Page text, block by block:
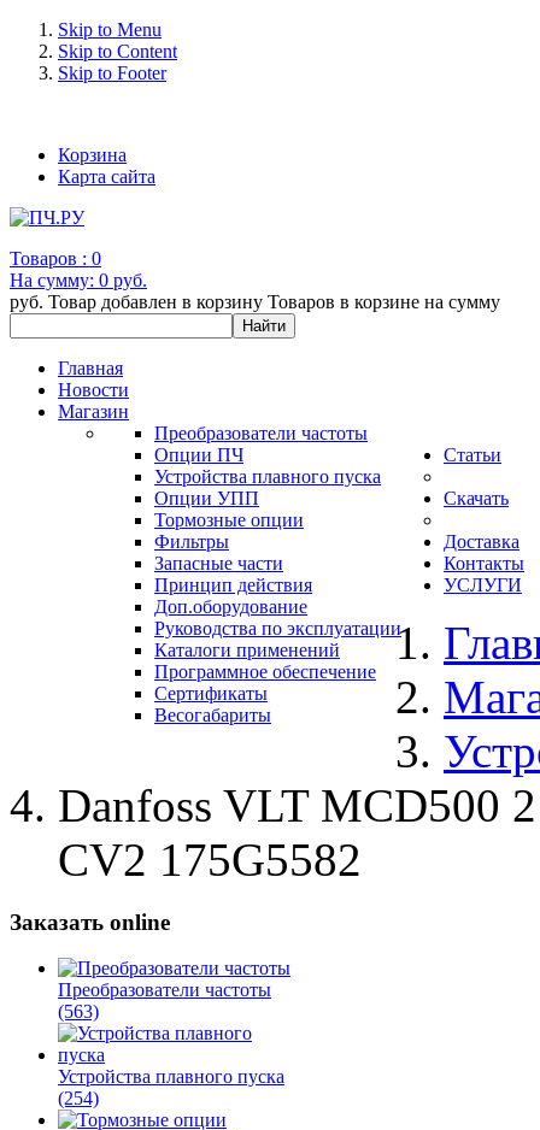
Skip to Menu
Skip to Content
Skip to Footer
Корзина
Карта сайта
Товаров : 0
На сумму: 0 руб.
руб. Товар добавлен в корзину Товаров в корзине на сумму
Главная
Новости
Магазин
Преобразователи частоты
Опции ПЧ
Устройства плавного пуска
Опции УПП
Тормозные опции
Фильтры
Запасные части
Статьи
Принцип действия
Доп.оборудование
Скачать
Руководства по эксплуатации
Каталоги применений
Программное обеспечение
Сертификаты
Весогабариты
Доставка
Контакты
УСЛУГИ
Danfoss VLT MCD500
CV2 175G5582
Заказать online
Преобразователи частоты
(563)
Устройства плавного пуска
(254)